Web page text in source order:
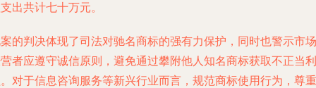
出共计七十万元。
的判决体现了司法对驰名商标的强有力保护，同时也警示市场
者应遵守诚信原则，避免通过攀附他人知名商标获取不正当利
对于信息咨询服务等新兴行业而言，规范商标使用行为，尊重